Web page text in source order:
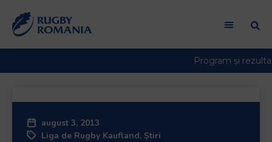
august 3, 2013
Liga de Rugby Kaufland, Știri